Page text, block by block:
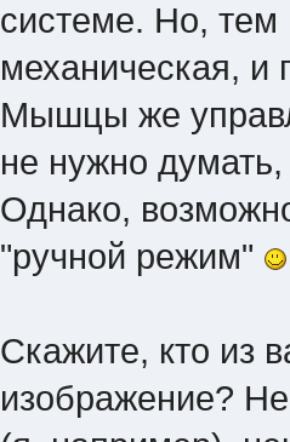
системе. Но, тем
механическая,
Мышцы же
не нужно
Однако,
"ручной режим"
Скажите, кто из
изображение?